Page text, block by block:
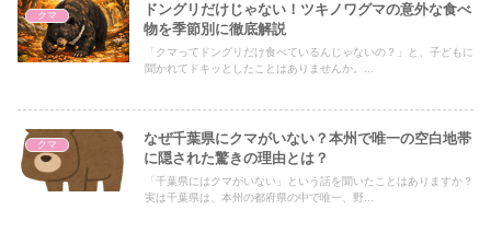
クマ
ドングリだけじゃない！ツキノワグマの意外な食べ
物を季節別に徹底解説
「クマってドングリだけ食べているんじゃないの？」と、子どもに
聞かれてドキッとしたことはありませんか。...
クマ
なぜ千葉県にクマがいない？本州で唯一の空白地帯
に隠された驚きの理由とは？
「千葉県にはクマがいない」という話を聞いたことはありますか？
実は千葉県は、本州の都府県の中で唯一、野...